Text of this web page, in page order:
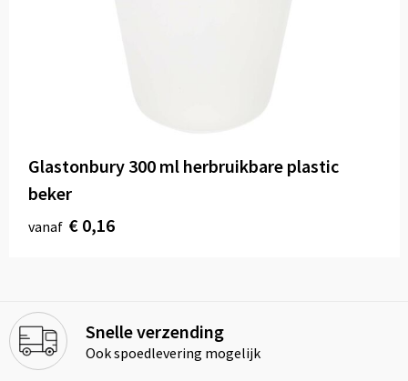
Glastonbury 300 ml herbruikbare plastic
beker
vanaf € 0,16
Snelle verzending
Ook spoedlevering mogelijk